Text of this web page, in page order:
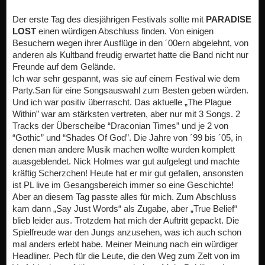
Der erste Tag des diesjährigen Festivals sollte mit PARADISE
LOST einen würdigen Abschluss finden. Von einigen
Besuchern wegen ihrer Ausflüge in den ´00ern abgelehnt, von
anderen als Kultband freudig erwartet hatte die Band nicht nur
Freunde auf dem Gelände.
Ich war sehr gespannt, was sie auf einem Festival wie dem
Party.San für eine Songsauswahl zum Besten geben würden.
Und ich war positiv überrascht. Das aktuelle „The Plague
Within” war am stärksten vertreten, aber nur mit 3 Songs. 2
Tracks der Überscheibe “Draconian Times” und je 2 von
“Gothic” und “Shades Of God”. Die Jahre von ´99 bis ´05, in
denen man andere Musik machen wollte wurden komplett
auasgeblendet. Nick Holmes war gut aufgelegt und machte
kräftig Scherzchen! Heute hat er mir gut gefallen, ansonsten
ist PL live im Gesangsbereich immer so eine Geschichte!
Aber an diesem Tag passte alles für mich. Zum Abschluss
kam dann „Say Just Words“ als Zugabe, aber „True Belief“
blieb leider aus. Trotzdem hat mich der Auftritt gepackt. Die
Spielfreude war den Jungs anzusehen, was ich auch schon
mal anders erlebt habe. Meiner Meinung nach ein würdiger
Headliner. Pech für die Leute, die den Weg zum Zelt von im